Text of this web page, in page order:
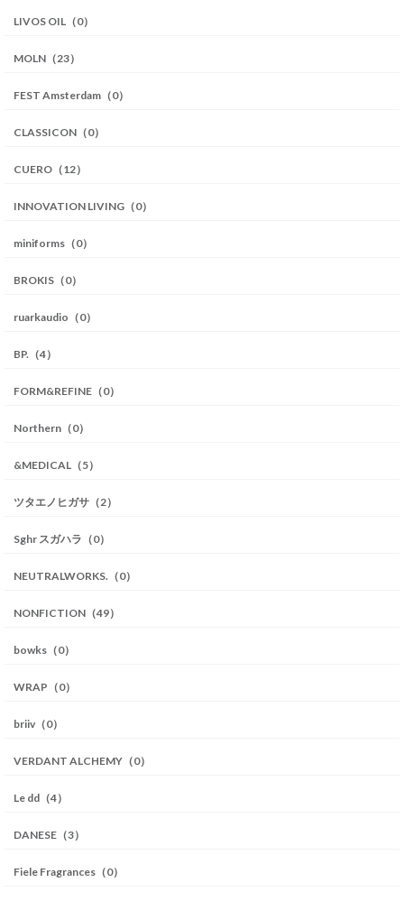
LIVOS OIL（0）
MOLN（23）
FEST Amsterdam（0）
CLASSICON（0）
CUERO（12）
INNOVATION LIVING（0）
miniforms（0）
BROKIS（0）
ruarkaudio（0）
BP.（4）
FORM&REFINE（0）
Northern（0）
&MEDICAL（5）
ツタエノヒガサ（2）
Sghr スガハラ（0）
NEUTRALWORKS.（0）
NONFICTION（49）
bowks（0）
WRAP（0）
briiv（0）
VERDANT ALCHEMY（0）
Le dd（4）
DANESE（3）
Fiele Fragrances（0）